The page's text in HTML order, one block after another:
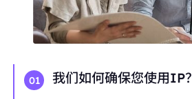
01 我们如何确保您使用IP？